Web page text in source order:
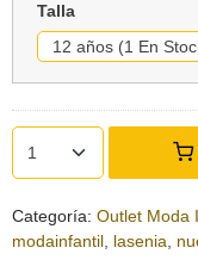
Talla
Categoría: Outlet Moda
modainfantil lasenia